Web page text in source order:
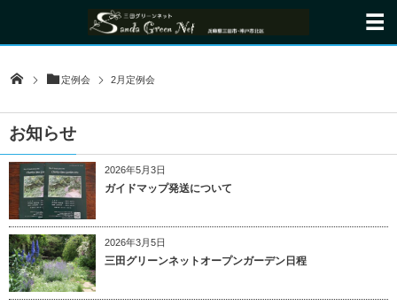
定例会 2月定例会
お知らせ
2026年5月3日
ガイドマップ発送について
2026年3月5日
三田グリーンネットオープンガーデン日程